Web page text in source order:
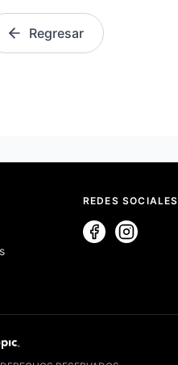
Regresar
REDES SOCIALES